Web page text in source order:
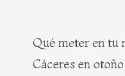
Qué meter en tu
Cáceres en otoño